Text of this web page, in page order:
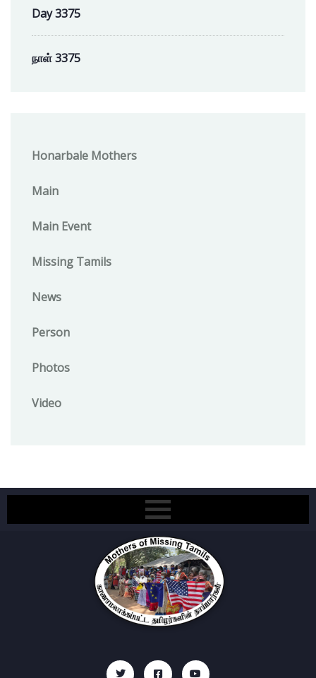
Day 3375
நாள் 3375
Honarbale Mothers
Main
Main Event
Missing Tamils
News
Person
Photos
Video